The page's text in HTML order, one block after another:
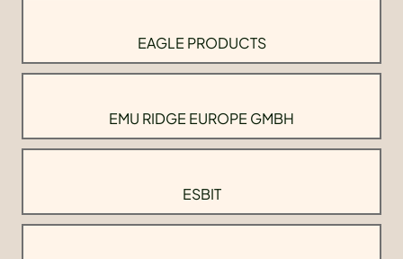
EAGLE PRODUCTS
EMU RIDGE EUROPE GMBH
ESBIT